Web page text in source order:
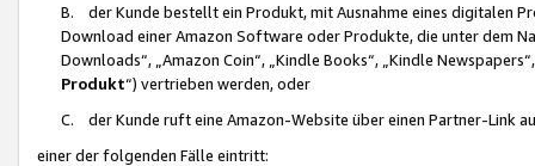
B. der Kunde bestellt ein Produkt, mit Ausnahme eines digitalen
Download einer Amazon Software oder Produkte, die unter dem
Downloads“, „Amazon Coin“, „Kindle Books“, „Kindle
Produkt“) vertrieben werden, oder
C. der Kunde ruft eine Amazon-Website über einen Partner-Link
einer der folgenden Fälle eintritt: